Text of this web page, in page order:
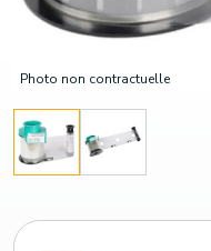
Photo non contractuelle